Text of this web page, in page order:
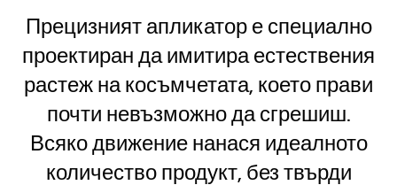
Прецизният апликатор е специално
проектиран да имитира естествения
растеж на косъмчетата, което прави
почти невъзможно да сгрешиш.
Всяко движение нанася идеалното
количество продукт, без твърди